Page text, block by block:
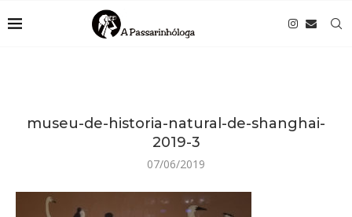
museu-de-historia-natural-de-shanghai-
2019-3
07/06/2019